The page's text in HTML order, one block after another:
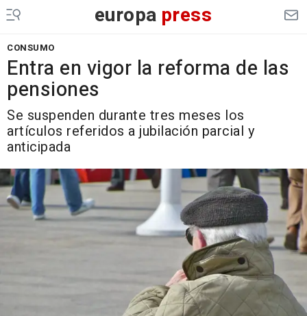
europa press
CONSUMO
Entra en vigor la reforma de las
pensiones
Se suspenden durante tres meses los
artículos referidos a jubilación parcial y
anticipada